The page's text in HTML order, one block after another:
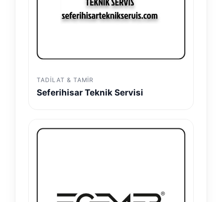
TADILAT & TAMIR
Seferihisar Teknik Servisi